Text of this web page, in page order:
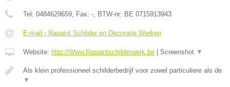
Tel: 0484629659, Fax: -, BTW-nr: BE 0715913943
E-mail › Rapaint Schilder en Decoratie Werken
Website: http://Www.Rapaintschilderwerk.be Screenshot ▼
Als klein professioneel schilderbedrijf voor zowel particuliere als de
▼